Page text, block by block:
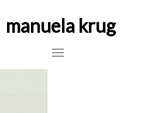
manuela krug